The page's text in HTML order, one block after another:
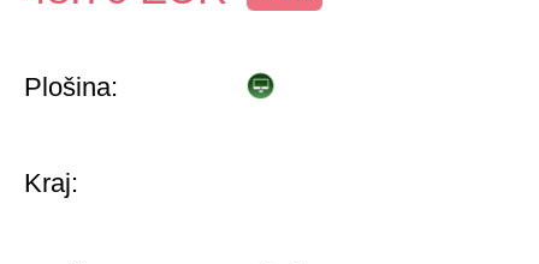
Plošina:
Kraj: